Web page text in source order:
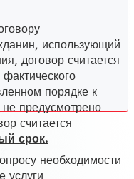
использующий
договор считается
порядке к
предусмотрено
считается
срок.
необходимости
услуги